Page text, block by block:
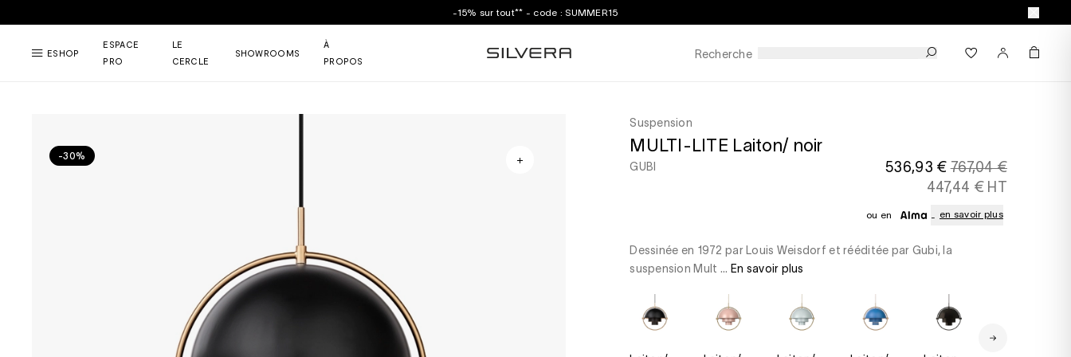
-15% sur tout** - code : SUMMER15
ESHOP
ESPACE
PRO
LE
CERCLE
SHOWROOMS
À
PROPOS
Recherche
-30%
Suspension
MULTI-LITE Laiton/ noir
GUBI 536,93 €767,04 €
447,44 € HT
ou en en savoir plus
Dessinée en 1972 par Louis Weisdorf et rééditée par Gubi, la
suspension Mult ... En savoir plus